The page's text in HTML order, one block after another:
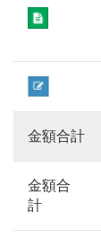
金額合計
金額合
計